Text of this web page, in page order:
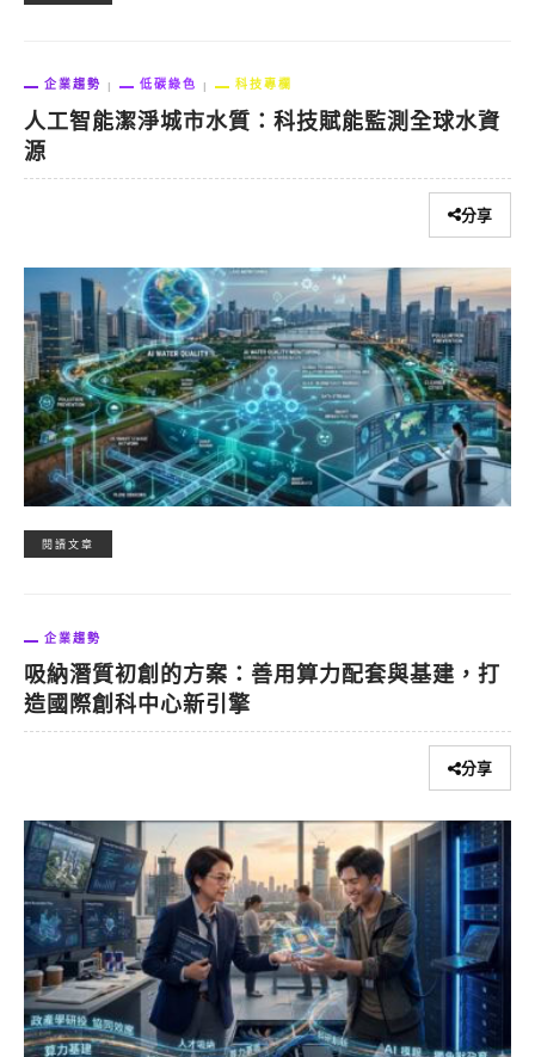
企業趨勢 低碳綠色 科技專欄
人工智能潔淨城市水質：科技賦能監測全球水資
源
分享
閱讀文章
企業趨勢
吸納潛質初創的方案：善用算力配套與基建，打
造國際創科中心新引擎
分享